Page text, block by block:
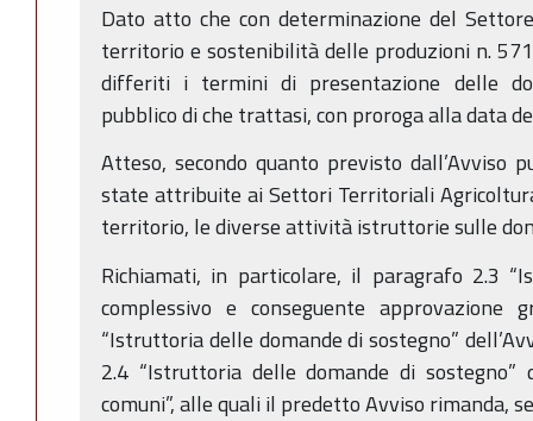
Dato atto che con determinazione del
territorio e sostenibilità delle produzioni n.
differiti i termini di presentazione delle
pubblico di che trattasi, con proroga alla data
Atteso, secondo quanto previsto dall’Avviso
state attribuite ai Settori Territoriali
territorio, le diverse attività istruttorie sulle
Richiamati, in particolare, il paragrafo 2.3
complessivo e conseguente approvazione
“Istruttoria delle domande di sostegno”
2.4 “Istruttoria delle domande di sostegno”
comuni”, alle quali il predetto Avviso rimanda,